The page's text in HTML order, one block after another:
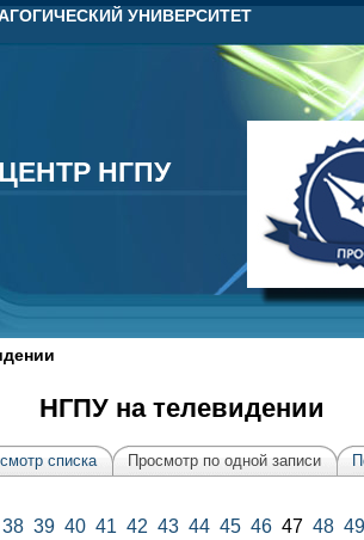
УНИВЕРСИТЕТ
НГПУ
НГПУ
НГПУ на телевидении
списка Просмотр по одной записи
38 39 40 41 42 43 44 45 4647 48 49